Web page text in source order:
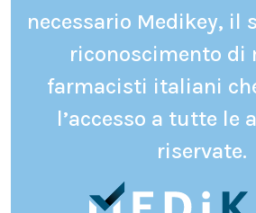
necessario Medikey, il
riconoscimento di
farmacisti italiani
l’accesso a tutte le
riservate.